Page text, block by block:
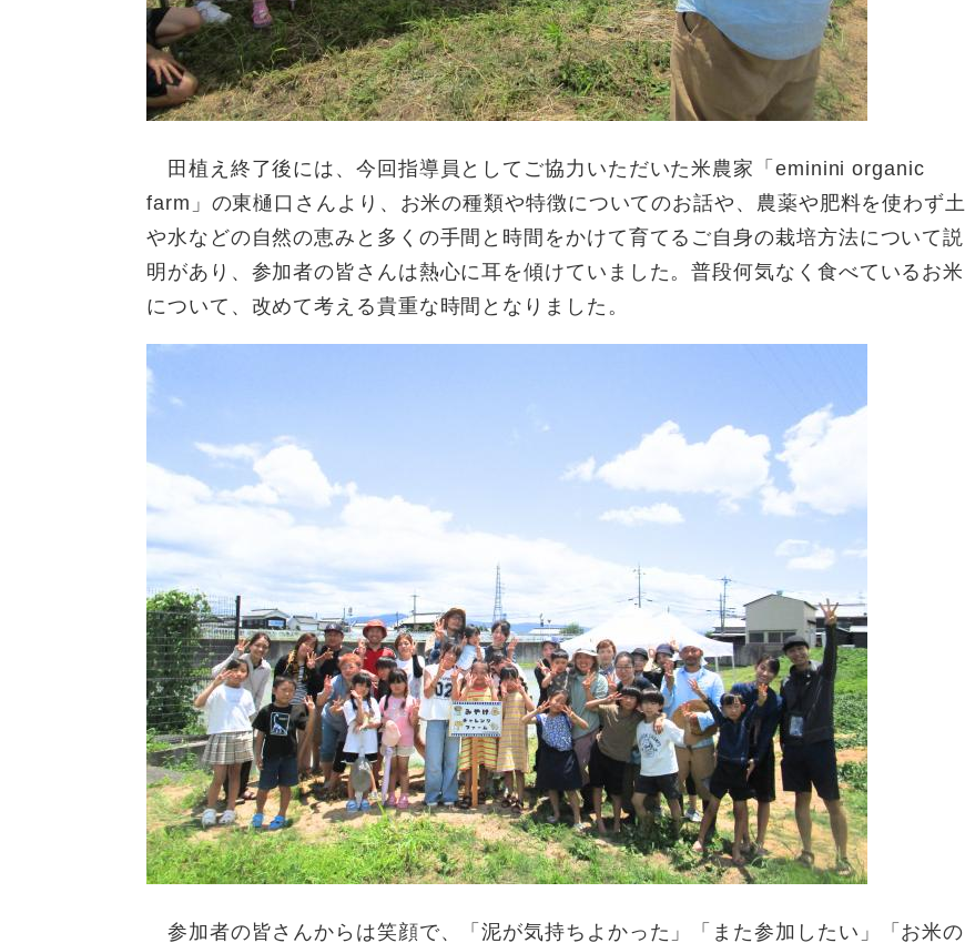
田植え終了後には、今回指導員としてご協力いただいた米農家「eminini organic
farm」の東樋口さんより、お米の種類や特徴についてのお話や、農薬や肥料を使わず土
や水などの自然の恵みと多くの手間と時間をかけて育てるご自身の栽培方法について説
明があり、参加者の皆さんは熱心に耳を傾けていました。普段何気なく食べているお米
について、改めて考える貴重な時間となりました。
参加者の皆さんからは笑顔で、「泥が気持ちよかった」「また参加したい」「お米の